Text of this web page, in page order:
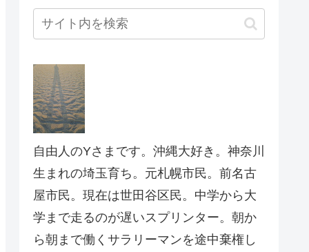
自由人のYさまです。沖縄大好き。神奈川
生まれの埼玉育ち。元札幌市民。前名古
屋市民。現在は世田谷区民。中学から大
学まで走るのが遅いスプリンター。朝か
ら朝まで働くサラリーマンを途中棄権し